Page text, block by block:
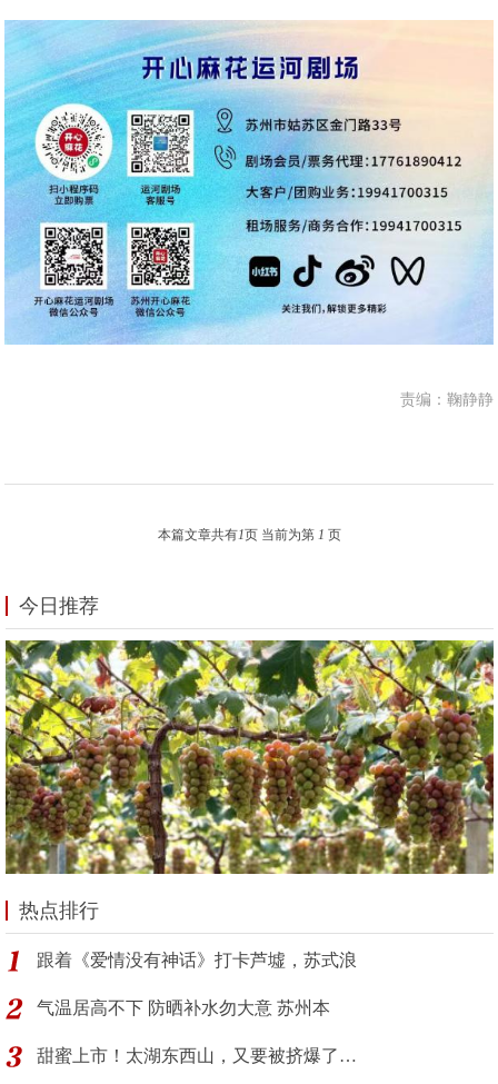
责编：鞠静静
本篇文章共有1页 当前为第 1 页
今日推荐
热点排行
跟着《爱情没有神话》打卡芦墟，苏式浪
气温居高不下 防晒补水勿大意 苏州本
甜蜜上市！太湖东西山，又要被挤爆了…